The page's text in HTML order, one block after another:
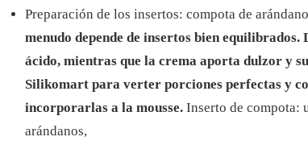
Preparación de los insertos: compota de
menudo depende de insertos bien
ácido, mientras que la crema aporta dulzor y
Silikomart para verter porciones perfectas y
incorporarlas a la mousse. Inserto de compota:
arándanos,